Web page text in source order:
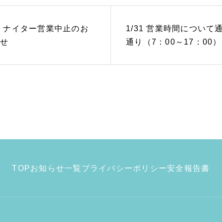
ナイター営業中止のお
1/31 営業時間について
通り（7：00～17：00）
TOPお知らせ一覧 プライバシーポリシー安全報告書